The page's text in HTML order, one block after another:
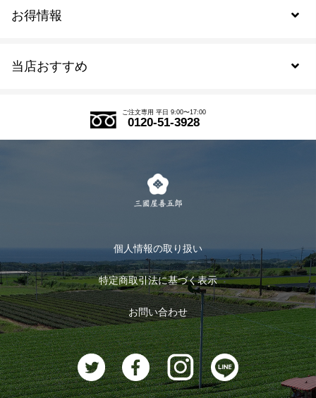
当店おすすめ
式部の香りシリーズ
お茶のギフト
おすすめのお茶
お茶に合うスイーツ
お得情報
会員規約について
ログイン
ログアウト
ご注文専用 平日 9:00〜17:00
0120-51-3928
個人情報の取り扱い
特定商取引法に基づく表示
お問い合わせ